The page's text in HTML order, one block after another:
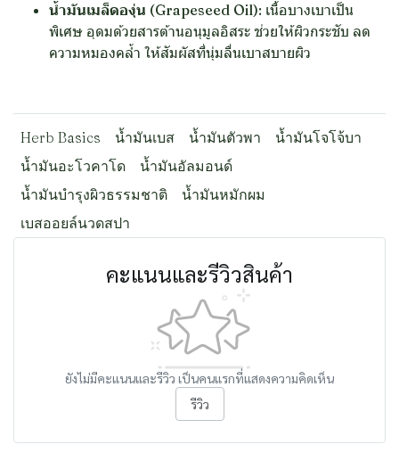
น้ำมันเมล็ดองุ่น (Grapeseed Oil): เนื้อบางเบาเป็น
พิเศษ อุดมด้วยสารต้านอนุมูลอิสระ ช่วยให้ผิวกระชับ ลด
ความหมองคล้ำ ให้สัมผัสที่นุ่มลื่นเบาสบายผิว
Herb Basics น้ำมันเบส น้ำมันตัวพา
น้ำมันโจโจ้บา
น้ำมันอะโวคาโด
น้ำมันอัลมอนด์
น้ำมันบำรุงผิวธรรมชาติ
น้ำมันหมักผม
เบสออยล์นวดสปา
คะแนนและรีวิวสินค้า
ยังไม่มีคะแนนและรีวิว เป็นคนแรกที่แสดงความคิดเห็น
รีวิว